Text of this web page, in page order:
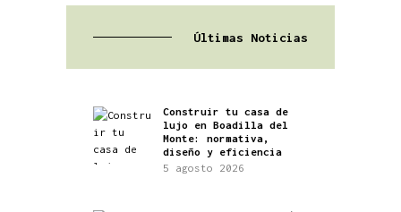
Últimas Noticias
Construir tu casa de
lujo en Boadilla del
Monte: normativa,
diseño y eficiencia
5 agosto 2026